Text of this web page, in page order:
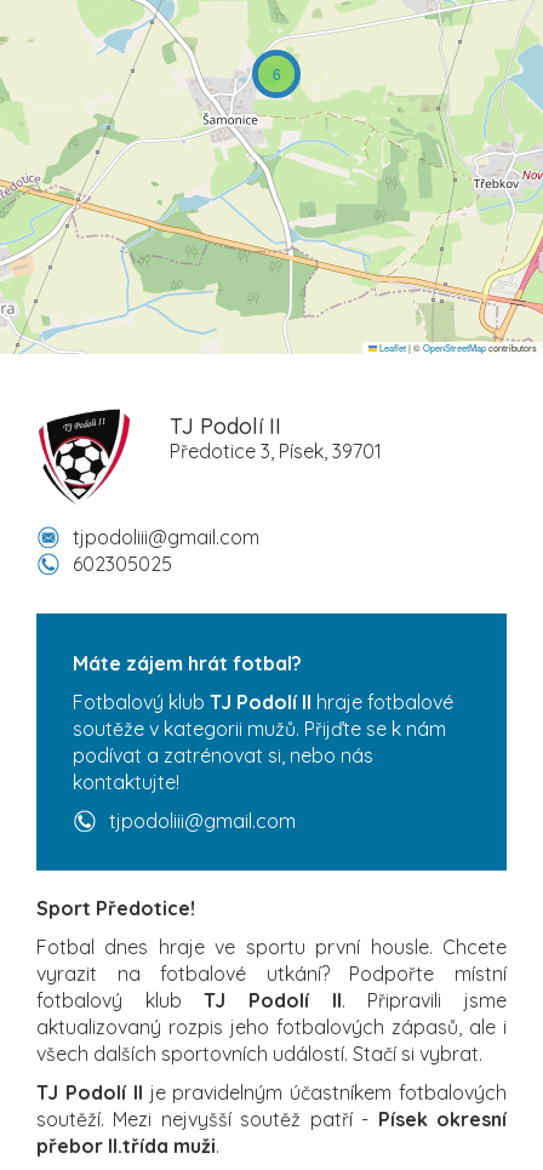
6
Leaflet|©OpenStreetMapcontributors
TJ Podolí II
Předotice 3, Písek, 39701
tjpodoliii@gmail.com
602305025
Máte zájem hrát fotbal?
Fotbalový klub TJ Podolí II hraje fotbalové
soutěže v kategorii mužů. Přijďte se k nám
podívat a zatrénovat si, nebo nás
kontaktujte!
tjpodoliii@gmail.com
Sport Předotice!
Fotbal dnes hraje ve sportu první housle. Chcete
vyrazit na fotbalové utkání? Podpořte místní
fotbalový klubTJ Podolí II. Připravili jsme
aktualizovaný rozpis jeho fotbalových zápasů, ale i
všech dalších sportovních událostí. Stačí si vybrat.
TJ Podolí II je pravidelným účastníkem fotbalových
soutěží. Mezi nejvyšší soutěž patří - Písek okresní
přebor II.třída muži.